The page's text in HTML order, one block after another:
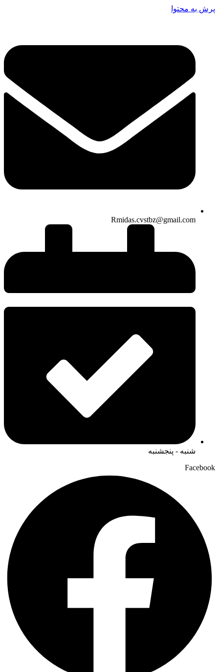
پرش به محتوا
Rmidas.cvstbz@gmail.com
شنبه - پنجشنبه
Facebook